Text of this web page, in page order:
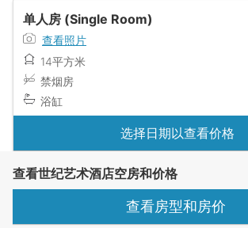
单人房 (Single Room)
查看照片
14平方米
禁烟房
浴缸
选择日期以查看价格
查看世纪艺术酒店空房和价格
查看房型和房价